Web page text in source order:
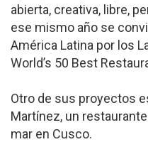
abierta, creativa, libre,
ese mismo año se
América Latina por los
World’s 50 Best
Otro de sus proyectos
Martínez, un
mar en Cusco.